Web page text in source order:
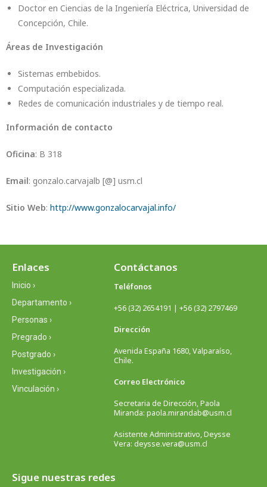
Doctor en Ciencias de la Ingeniería Eléctrica, Universidad de
Concepción, Chile.
Áreas de Investigación
Sistemas embebidos.
Computación especializada.
Redes de comunicación industriales y de tiempo real.
Información de contacto
Oficina: B 318
Email: gonzalo.carvajalb [@] usm.cl
Sitio Web: http://www.gonzalocarvajal.info/
Enlaces
Inicio ›
Departamento ›
Personas ›
Pregrado ›
Postgrado ›
Investigación ›
Vinculación ›
Contáctanos
Teléfonos
+56 (32) 2654191 | +56 (32) 2797469
Dirección
Avenida España 1680, Valparaíso,
Chile.
Correo Electrónico
Secretaria de Dirección, Paola
Miranda: paola.mirandab@usm.cl
Asistente Administrativo, Deysse
Vera: deysse.vera@usm.cl
Sigue nuestras redes